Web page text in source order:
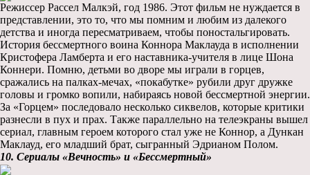
Режиссер Рассел Малкэй, год 1986. Этот фильм не нуждается в
представлении, это то, что мы помним и любим из далекого
детства и иногда пересматриваем, чтобы поностальгировать.
История бессмертного воина Коннора Маклауда в исполнении
Кристофера Ламберта и его наставника-учителя в лице Шона
Коннери. Помню, детьми во дворе мы играли в горцев,
сражались на палках-мечах, «покабутке» рубили друг дружке
головы и громко вопили, набираясь новой бессмертной энергии.
За «Горцем» последовало несколько сиквелов, которые критики
разнесли в пух и прах. Также параллельно на телеэкраны вышел
сериал, главным героем которого стал уже не Коннор, а Дункан
Маклауд, его младший брат, сыгранный Эдрианом Полом.
10. Сериалы «Вечность» и «Бессмертный»